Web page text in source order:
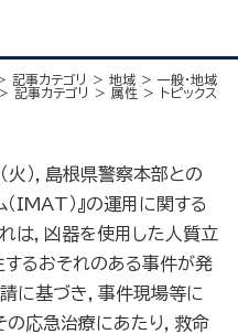
記事カテゴリ 地域
一般・地域
記事カテゴリ 属性 トピックス
火），島根県警察本部との
IMAT）』の運用に関する
は，凶器を使用した人質立
るおそれのある事件が発
に基づき，事件現場等に
の応急治療にあたり，救命